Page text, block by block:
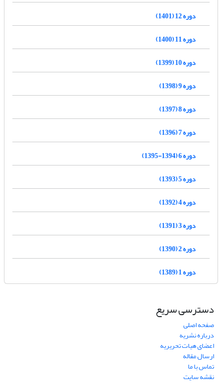
دوره 12 (1401)
دوره 11 (1400)
دوره 10 (1399)
دوره 9 (1398)
دوره 8 (1397)
دوره 7 (1396)
دوره 6 (1394-1395)
دوره 5 (1393)
دوره 4 (1392)
دوره 3 (1391)
دوره 2 (1390)
دوره 1 (1389)
دسترسی سریع
صفحه اصلی
درباره نشریه
اعضای هیات تحریریه
ارسال مقاله
تماس با ما
نقشه سایت